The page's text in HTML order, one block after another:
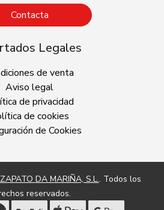
Contacta
Legales
de venta
Aviso legal
de privacidad
de cookies
de Cookies
DA MARIÑA, S.L.. Todos los
reservados.